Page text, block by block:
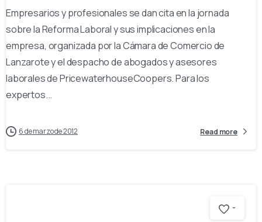
Empresarios y profesionales se dan cita en la jornada
sobre la Reforma Laboral y sus implicaciones en la
empresa, organizada por la Cámara de Comercio de
Lanzarote y el despacho de abogados y asesores
laborales de PricewaterhouseCoopers. Para los
expertos...
6 de marzo de 2012 Read more
-